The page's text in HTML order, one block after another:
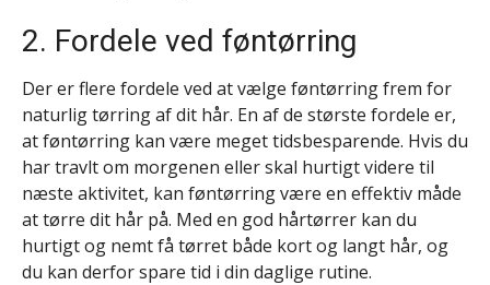
2. Fordele ved føntørring
Der er flere fordele ved at vælge føntørring frem for
naturlig tørring af dit hår. En af de største fordele er,
at føntørring kan være meget tidsbesparende. Hvis du
har travlt om morgenen eller skal hurtigt videre til
næste aktivitet, kan føntørring være en effektiv måde
at tørre dit hår på. Med en god hårtørrer kan du
hurtigt og nemt få tørret både kort og langt hår, og
du kan derfor spare tid i din daglige rutine.